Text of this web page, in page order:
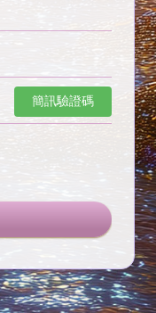
簡訊驗證碼